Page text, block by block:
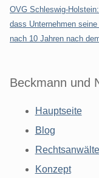
OVG Schleswig-
dass Unternehmen
nach 10 Jahren nach
Beckmann und
Hauptseite
Blog
Rechtsanwälte
Konzept